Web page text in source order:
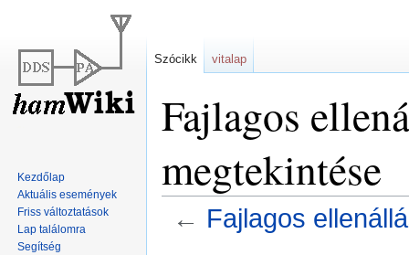
Fajlagos
megtekintése
← Fajlagos
Szócikk vitalap
Kezdőlap
Aktuális események
Friss változtatások
Lap találomra
Segítség